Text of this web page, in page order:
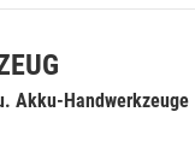
Akku-Handwerkzeuge